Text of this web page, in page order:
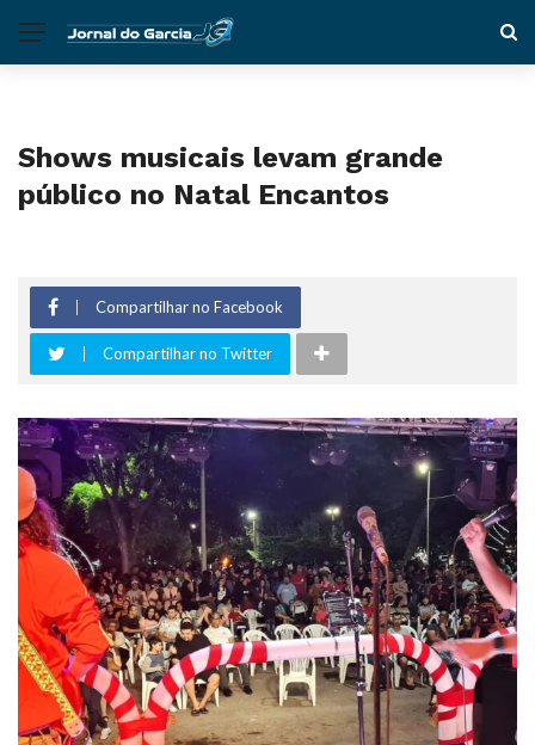
Shows musicais levam grande
público no Natal Encantos
Compartilhar no Facebook
Compartilhar no Twitter